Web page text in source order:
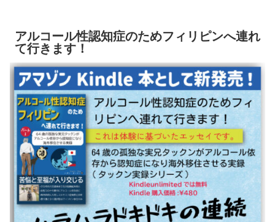
アルコール性認知症のためフィリピンへ連れ
て行きます！